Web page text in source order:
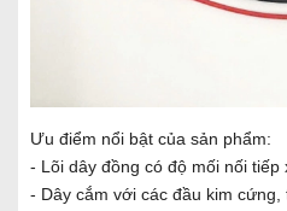
Ưu điểm nổi bật của sản phẩm:
- Lõi dây đồng có độ mối nối tiếp
- Dây cắm với các đầu kim cứng,